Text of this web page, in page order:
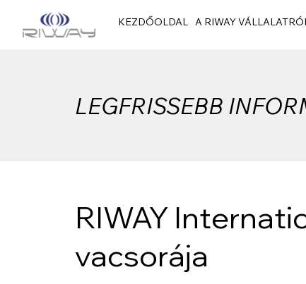
KEZDŐOLDAL A RIWAY
LEGFRISSEBB
RIWAY
vacsorája